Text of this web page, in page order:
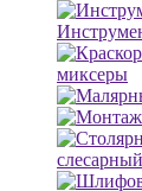
миксеры